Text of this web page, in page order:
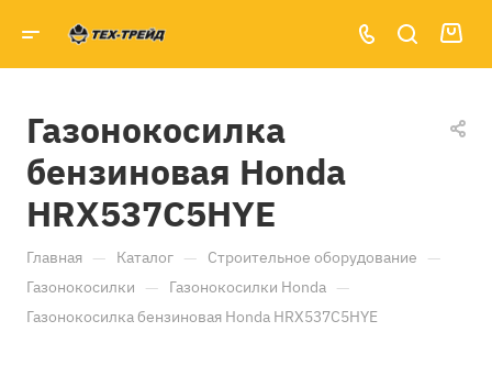
Газонокосилка
бензиновая Honda
HRX537C5HYE
Главная — Каталог — Строительное оборудование —
Газонокосилки — Газонокосилки Honda —
Газонокосилка бензиновая Honda HRX537C5HYE